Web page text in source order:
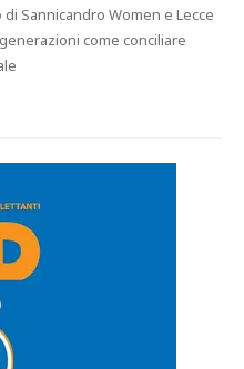
Sannicandro Women e Lecce
come conciliare